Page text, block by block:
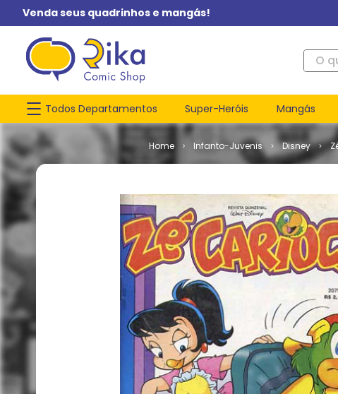
Venda seus quadrinhos e mangás!
O que
Todos Departamentos Super-Heróis Mangás
Infanto-Juvenis Disney